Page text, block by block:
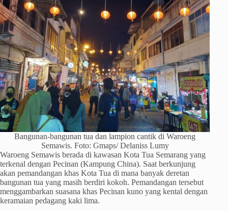
Bangunan-bangunan tua dan lampion cantik di Waroeng
Semawis. Foto: Gmaps/ Delaniss Lumy
Waroeng Semawis berada di kawasan Kota Tua Semarang yang
terkenal dengan Pecinan (Kampung China). Saat berkunjung
akan pemandangan khas Kota Tua di mana banyak deretan
bangunan tua yang masih berdiri kokoh. Pemandangan tersebut
menggambarkan suasana khas Pecinan kuno yang kental dengan
keramaian pedagang kaki lima.